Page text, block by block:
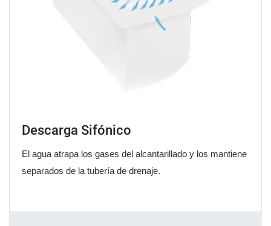
Descarga Sifónico
El agua atrapa los gases del alcantarillado y los mantiene
separados de la tubería de drenaje.